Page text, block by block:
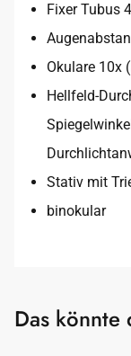
Fixer Tubus
Okulare 10x
Hellfeld-
Stativ mit
binokular
Das